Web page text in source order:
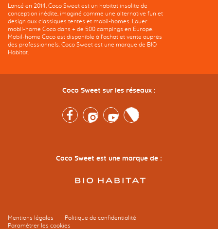
Lancé en 2014, Coco Sweet est un habitat insolite de
conception inédite, imaginé comme une alternative fun et
design aux classiques tentes et mobil-homes. Louer
mobil-home Coco dans + de 500 campings en Europe.
Mobil-home Coco est disponible à l'achat et vente auprès
des professionnels. Coco Sweet est une marque de BIO
Habitat.
Coco Sweet sur les réseaux :
FacebookInstagramYoutubeTwitter
Coco Sweet est une marque de :
Mentions légales
Politique de confidentialité
Paramétrer les cookies